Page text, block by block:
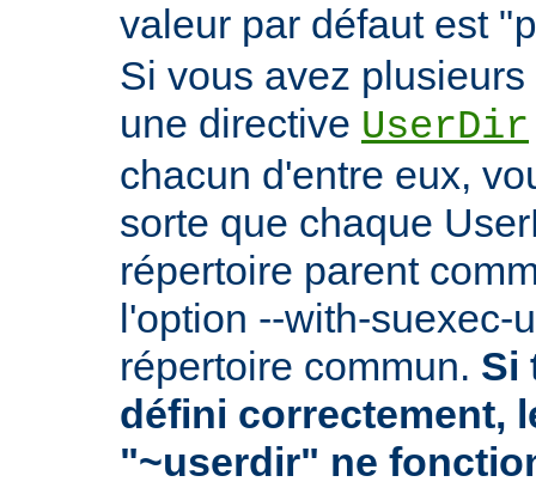
valeur par défaut est "
Si vous avez
une directive UserDir
chacun d'entre eux,
sorte que chaque
répertoire parent
l'option --with-suexec-
répertoire commun. Si
défini correctement,
"~userdir" ne